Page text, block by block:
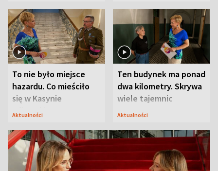
To nie było miejsce
hazardu. Co mieściło
się w Kasynie
Oficerskim?
Aktualności
Ten budynek ma ponad
dwa kilometry. Skrywa
wiele tajemnic
Aktualności